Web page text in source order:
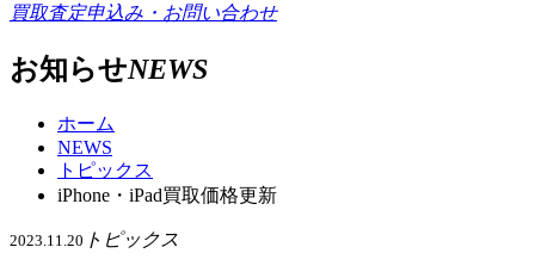
買取査定申込み・お問い合わせ
お知らせNEWS
ホーム
NEWS
トピックス
iPhone・iPad買取価格更新
2023.11.20 トピックス